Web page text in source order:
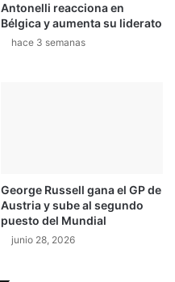
Antonelli reacciona en
Bélgica y aumenta su liderato
hace 3 semanas
George Russell gana el GP de
Austria y sube al segundo
puesto del Mundial
junio 28, 2026